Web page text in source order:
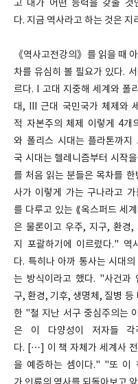
고 내가 어떤 능력을 갖출 것
다. 지금 역사라고 하는 것은 지
《역사고전강의》를 읽을 때
차를 유심히 볼 필요가 있다.
르다. I 고대 지중해 세계와 폴
대, III 근대 국민국가 체제와
적 자본주의 체제 이렇게 4개
와 폴리스 시대는 플라톤까
국 시대는 헬레니즘부터 시작
를 처음 읽는 분들은 목차를 한
사가 이렇게 가는 구나라고
를 다루고 있는 ⟪옥스퍼드 세
은 물론이고 우주, 지구, 환경
지 포괄하기에 이르렀다." 역
다. 특히나 아까 통사는 시대
는 방식이라고 했다. "사건과
구, 환경, 기후, 생명체, 질병
한 "철 지난 서구 중심주의는
은 이 다양성이 저자들 각
다. […] 이 책 자체가 세계사
을 예증하는 셈이다." "또 이